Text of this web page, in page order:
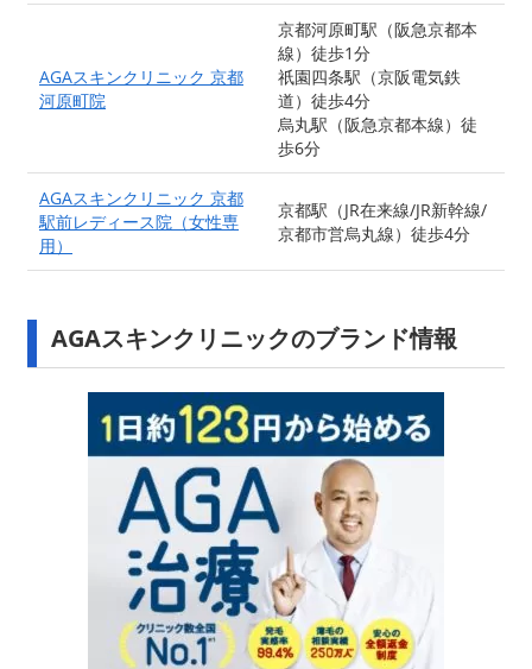
AGAスキンクリニック 京都
河原町院
京都河原町駅（阪急京都本
線）徒歩1分
祇園四条駅（京阪電気鉄
道）徒歩4分
烏丸駅（阪急京都本線）徒
歩6分
AGAスキンクリニック 京都
駅前レディース院（女性専
用）
京都駅（JR在来線/JR新幹線/
京都市営烏丸線）徒歩4分
AGAスキンクリニックのブランド情報